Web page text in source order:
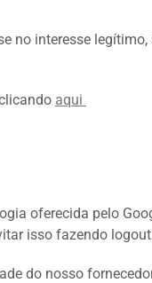
no interesse
aqui
oferecida pelo
isso fazendo
do nosso